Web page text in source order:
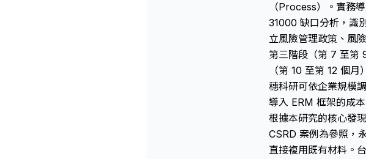
（Process）。實務
31000 缺口分析，識
立風險管理政策、風
第三階段（第 7 至第
（第 10 至第 12 個
穗科研可依企業規模
導入 ERM 框架的成
根據本研究的核心發
CSRD 案例為參照，
直接複用既有材料。